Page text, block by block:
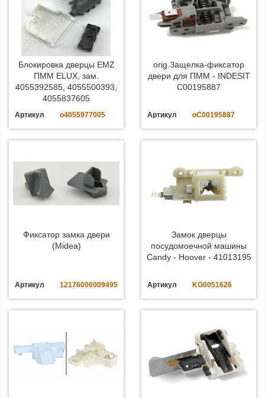
Блокировка дверцы EMZ
ПММ ELUX, зам.
4055392585, 4055500393,
4055837605
Артикул o4055977005
orig.Защелка-фиксатор
двери для ПММ - INDESIT
C00195887
Артикул oC00195887
Фиксатор замка двери
(Midea)
Артикул 12176000009495
Замок дверцы
посудомоечной машины
Candy - Hoover - 41013195
Артикул KG0051626